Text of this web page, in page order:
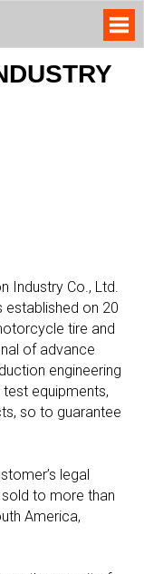
Industry Co., Ltd.
established on 20
tire and
of advance
engineering
equipments,
so to guarantee
legal
to more than
America,